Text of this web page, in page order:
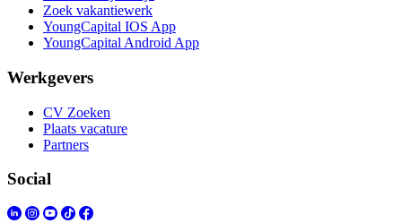
Zoek vakantiewerk
YoungCapital IOS App
YoungCapital Android App
Werkgevers
CV Zoeken
Plaats vacature
Partners
Social